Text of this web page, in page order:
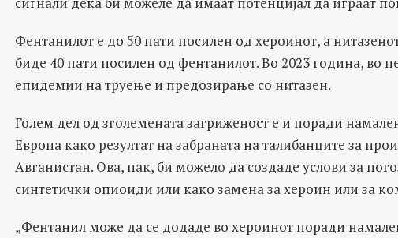
Фентанилот е до 50 пати посилен од хероинот, а
биде 40 пати посилен од фентанилот. Во 2023 година, во
епидемии на труење и предозирање со нитазен.
Голем дел од зголемената загриженост е и поради
Европа како резултат на забраната на талибанците за
Авганистан. Ова, пак, би можело да создаде услови за
синтетички опиоиди или како замена за хероин или за
„Фентанил може да се додаде во хероинот поради